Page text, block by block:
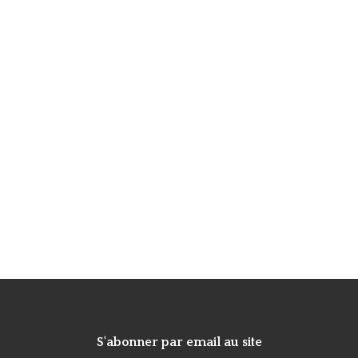
S'abonner par email au site